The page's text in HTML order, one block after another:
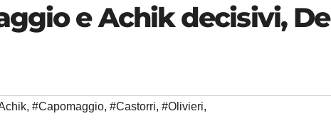
e Achik decisivi, De
, #Capomaggio, #Castorri, #Olivieri,